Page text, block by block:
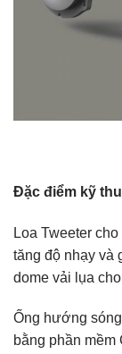
Đặc điểm kỹ
Loa Tweeter
tăng độ nhạy và
dome vải lụa
Ống hướng
bằng phần mềm